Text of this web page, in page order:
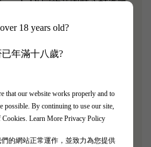
18 years old?
年滿十八歲?
that our website works properly and to
possible. By continuing to use our site,
Cookies. Learn More Privacy Policy
的網站正常運作，並致力為您提供
家族莊園精心打造嘅
、梅洛、品麗珠、小維多）混
醋氣息互相交織。酒體飽滿，
得非常精緻，酸度明亮，口感
支高質意酒陳年潛力優厚，配